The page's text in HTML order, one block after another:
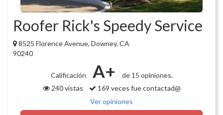
Roofer Rick's Speedy Service
8525 Florence Avenue, Downey, CA
90240
Calificación A+
de 15 opiniones.
240 vistas
169 veces fue contactad@
Ver opiniones